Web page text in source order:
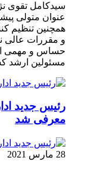
سیدکامل تقوی
عنوان متولی
همچنین تنظیم
و مقررات عالی
حساس و مهمی
مسئولین ارشد
رئیس جدید
معرفی شد
28 مارس 2021